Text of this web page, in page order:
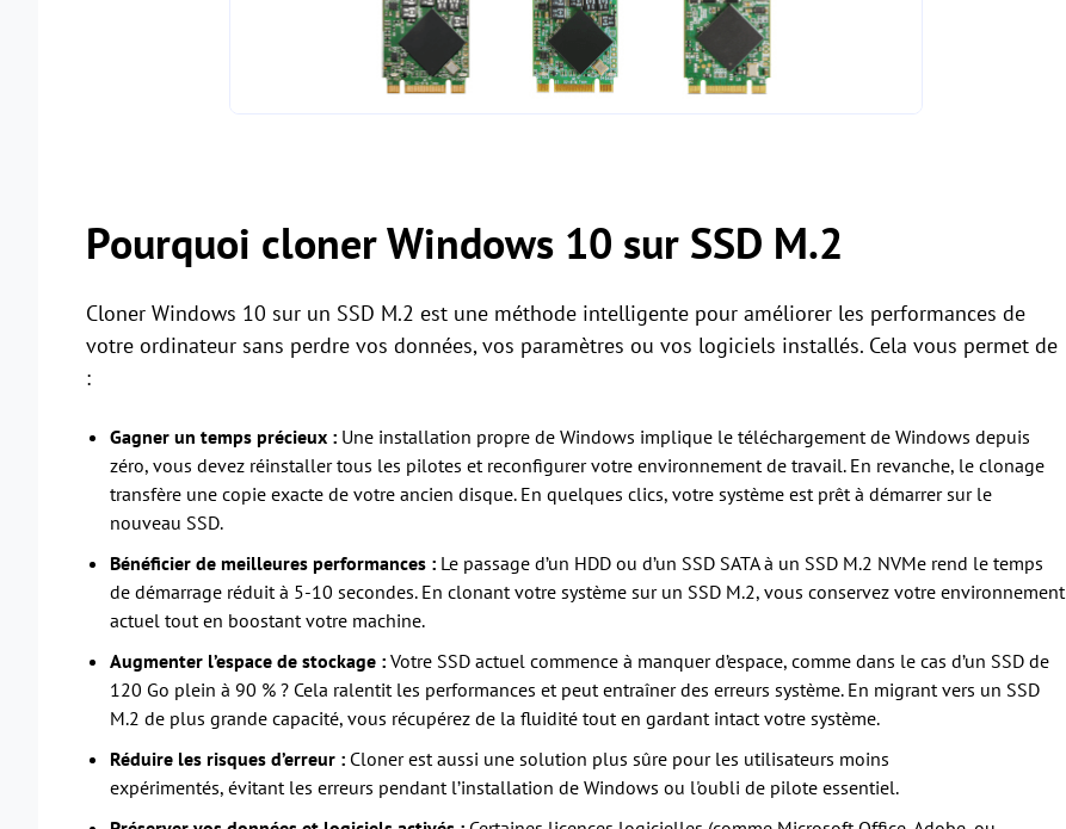
Pourquoi cloner Windows 10 sur SSD M.2
Cloner Windows 10 sur un SSD M.2 est une méthode intelligente pour améliorer les performances de
votre ordinateur sans perdre vos données, vos paramètres ou vos logiciels installés. Cela vous permet de
:
Gagner un temps précieux : Une installation propre de Windows implique le téléchargement de Windows depuis
zéro, vous devez réinstaller tous les pilotes et reconfigurer votre environnement de travail. En revanche, le clonage
transfère une copie exacte de votre ancien disque. En quelques clics, votre système est prêt à démarrer sur le
nouveau SSD.
Bénéficier de meilleures performances : Le passage d’un HDD ou d’un SSD SATA à un SSD M.2 NVMe rend le temps
de démarrage réduit à 5-10 secondes. En clonant votre système sur un SSD M.2, vous conservez votre environnement
actuel tout en boostant votre machine.
Augmenter l’espace de stockage : Votre SSD actuel commence à manquer d’espace, comme dans le cas d’un SSD de
120 Go plein à 90 % ? Cela ralentit les performances et peut entraîner des erreurs système. En migrant vers un SSD
M.2 de plus grande capacité, vous récupérez de la fluidité tout en gardant intact votre système.
Réduire les risques d’erreur : Cloner est aussi une solution plus sûre pour les utilisateurs moins
expérimentés, évitant les erreurs pendant l’installation de Windows ou l'oubli de pilote essentiel.